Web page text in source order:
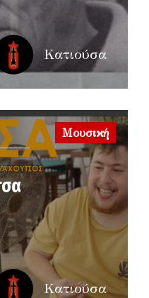
Κατιούσα
Μουσική
Κατιούσα